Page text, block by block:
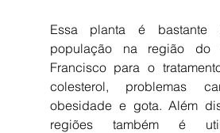
Essa planta é bastante
população na região
Francisco para o
colesterol, problemas
obesidade e gota. Além
regiões também é